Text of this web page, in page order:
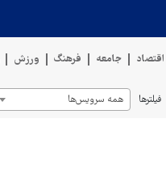
اقتصاد جامعه فرهنگ ورزش
فیلترها همه سرویس‌ها